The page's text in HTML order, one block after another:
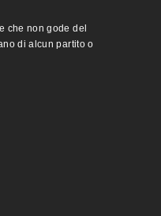
che non gode del
di alcun partito o